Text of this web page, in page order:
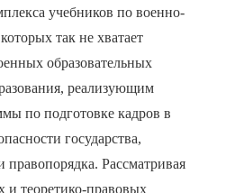
учебников по военно-
так не хватает
образовательных
реализующим
по подготовке кадров в
государства,
правопорядка. Рассматривая
и теоретико-правовых